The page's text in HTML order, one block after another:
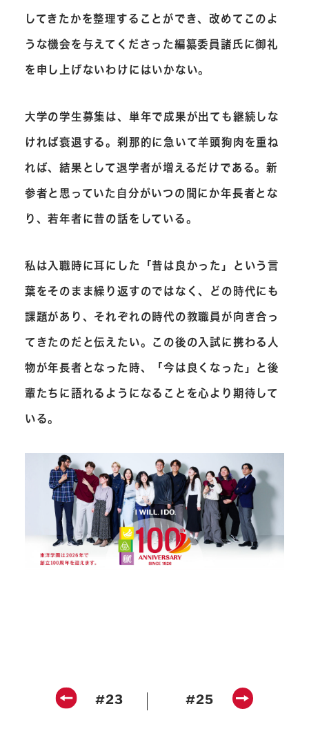
してきたかを整理することができ、改めてこのよ
うな機会を与えてくださった編纂委員諸氏に御礼
を申し上げないわけにはいかない。
大学の学生募集は、単年で成果が出ても継続しな
ければ衰退する。刹那的に急いて羊頭狗肉を重ね
れば、結果として退学者が増えるだけである。新
参者と思っていた自分がいつの間にか年長者とな
り、若年者に昔の話をしている。
私は入職時に耳にした「昔は良かった」という言
葉をそのまま繰り返すのではなく、どの時代にも
課題があり、それぞれの時代の教職員が向き合っ
てきたのだと伝えたい。この後の入試に携わる人
物が年長者となった時、「今は良くなった」と後
輩たちに語れるようになることを心より期待して
いる。
#23 #25